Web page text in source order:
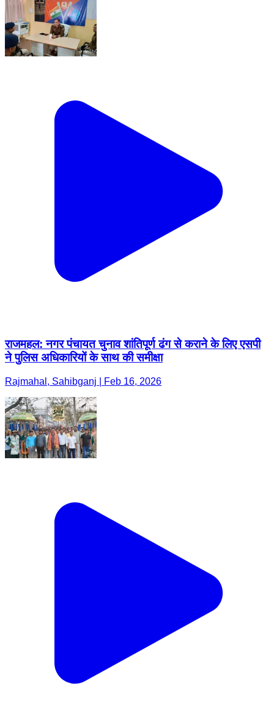
राजमहल: नगर पंचायत चुनाव शांतिपूर्ण ढंग से कराने के लिए एसपी
ने पुलिस अधिकारियों के साथ की समीक्षा
Rajmahal, Sahibganj | Feb 16, 2026